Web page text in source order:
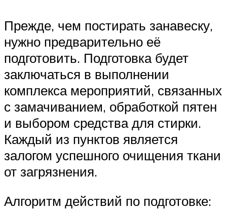
Прежде, чем постирать занавеску,
нужно предварительно её
подготовить. Подготовка будет
заключаться в выполнении
комплекса мероприятий, связанных
с замачиванием, обработкой пятен
и выбором средства для стирки.
Каждый из пунктов является
залогом успешного очищения ткани
от загрязнения.
Алгоритм действий по подготовке: